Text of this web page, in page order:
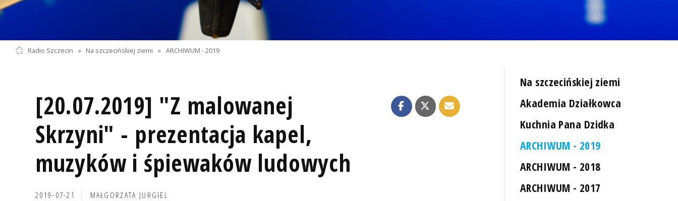
Radio Szczecin » Na szczecińskiej ziemi » ARCHIWUM - 2019
[20.07.2019] "Z malowanej
Skrzyni" - prezentacja kapel,
muzyków i śpiewaków ludowych
2019-07-21 MAŁGORZATA JURGIEL
Na szczecińskiej ziemi
Akademia Działkowca
Kuchnia Pana Dzidka
ARCHIWUM - 2019
ARCHIWUM - 2018
ARCHIWUM - 2017